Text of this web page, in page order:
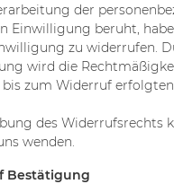
der
Einwilligung beruht,
zu widerrufen.
wird die
zum Widerruf
des Widerrufsrechts
wenden.
Bestätigung